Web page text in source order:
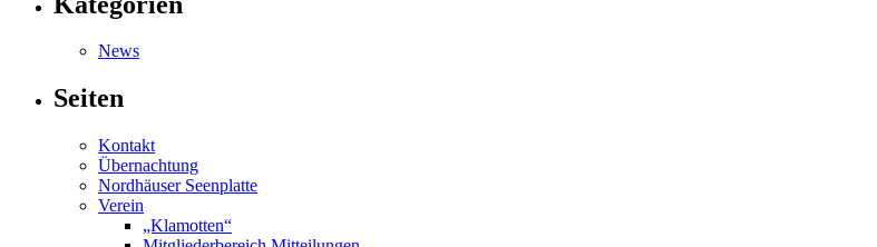
News
Seiten
Kontakt
Übernachtung
Nordhäuser Seenplatte
Verein
„Klamotten“